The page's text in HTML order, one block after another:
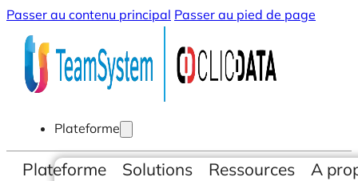
Passer au contenu principal Passer au pied de page
Plateforme
Plateforme Solutions Ressources A